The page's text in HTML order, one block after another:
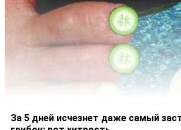
За 5 дней исчезнет даже самый